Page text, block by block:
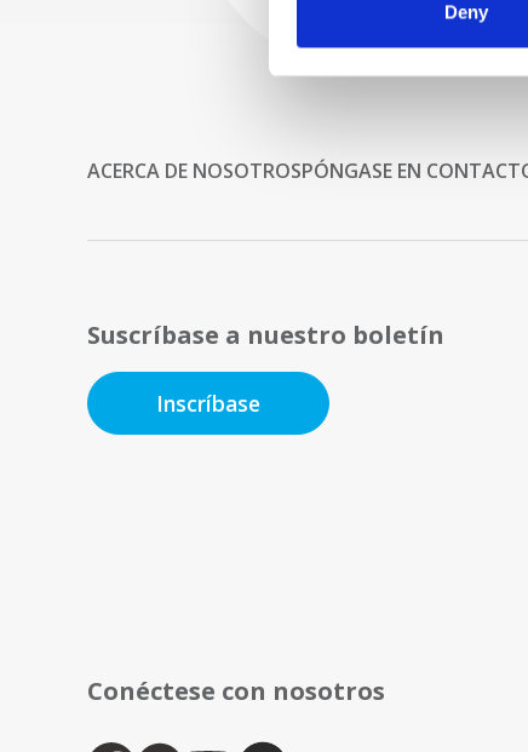
Deny
ACERCA DE NOSOTROSPÓNGASE EN
Suscríbase a nuestro boletín
Inscríbase
Conéctese con nosotros